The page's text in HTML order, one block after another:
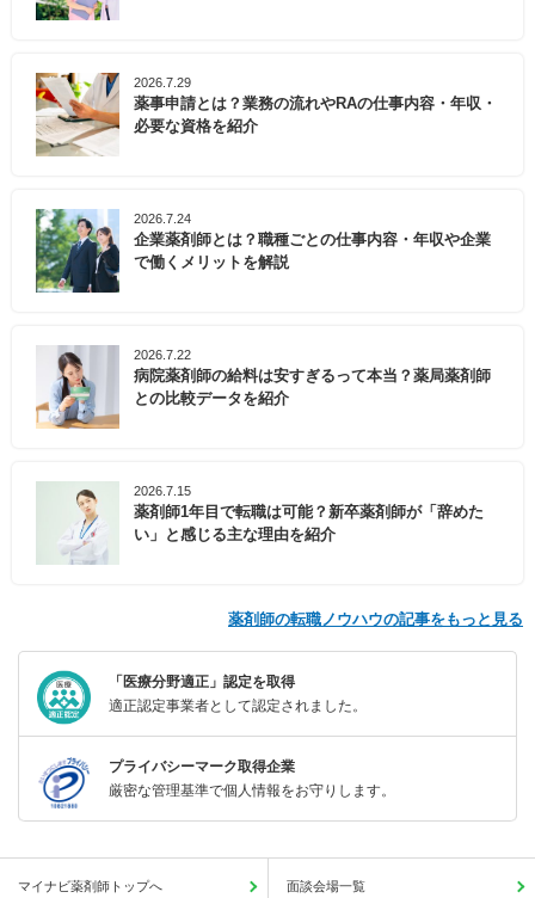
するという具体的な目標も掲げられています。
そんな北葛飾郡杉戸町でのキャリアをお考えの方は、
ぜひ一度マイナビ薬剤師にご相談ください。
2026.7.29
薬事申請とは？業務の流れやRAの仕事内容・年収・
必要な資格を紹介
2026.7.24
企業薬剤師とは？職種ごとの仕事内容・年収や企業
で働くメリットを解説
2026.7.22
病院薬剤師の給料は安すぎるって本当？薬局薬剤師
との比較データを紹介
2026.7.15
薬剤師1年目で転職は可能？新卒薬剤師が「辞めた
い」と感じる主な理由を紹介
薬剤師の転職ノウハウの記事をもっと見る
「医療分野適正」認定を取得
適正認定事業者として認定されました。
プライバシーマーク取得企業
厳密な管理基準で個人情報をお守りします。
マイナビ薬剤師トップへ 面談会場一覧